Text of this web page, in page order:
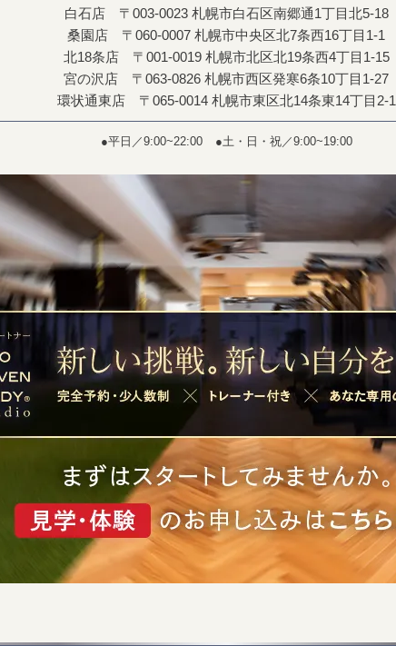
白石店 〒003-0023 札幌市白石区南郷通1丁目北5-18
桑園店 〒060-0007 札幌市中央区北7条西16丁目1-1
北18条店 〒001-0019 札幌市北区北19条西4丁目1-15
宮の沢店 〒063-0826 札幌市西区発寒6条10丁目1-27
環状通東店 〒065-0014 札幌市東区北14条東14丁目2-1
●平日／9:00~22:00 ●土・日・祝／9:00~19:00